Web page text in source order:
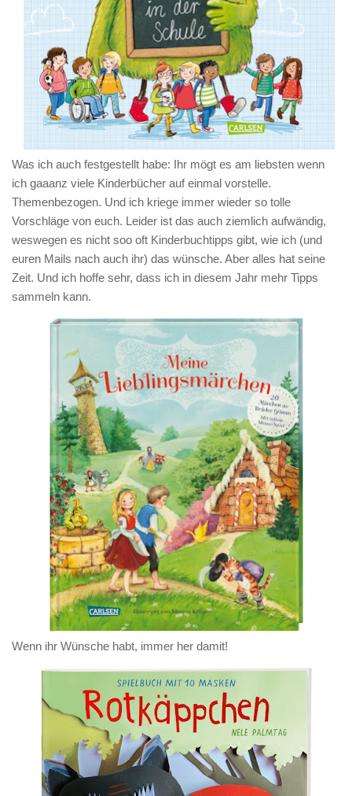
Was ich auch festgestellt habe: Ihr mögt es am liebsten wenn
ich gaaanz viele Kinderbücher auf einmal vorstelle.
Themenbezogen. Und ich kriege immer wieder so tolle
Vorschläge von euch. Leider ist das auch ziemlich aufwändig,
weswegen es nicht soo oft Kinderbuchtipps gibt, wie ich (und
euren Mails nach auch ihr) das wünsche. Aber alles hat seine
Zeit. Und ich hoffe sehr, dass ich in diesem Jahr mehr Tipps
sammeln kann.
Wenn ihr Wünsche habt, immer her damit!